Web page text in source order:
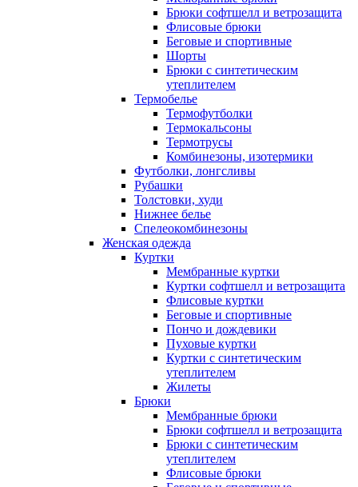
Брюки софтшелл и ветрозащита
Флисовые брюки
Беговые и спортивные
Шорты
Брюки с синтетическим
утеплителем
Термобелье
Термофутболки
Термокальсоны
Термотрусы
Комбинезоны, изотермики
Футболки, лонгсливы
Рубашки
Толстовки, худи
Нижнее белье
Спелеокомбинезоны
Женская одежда
Куртки
Мембранные куртки
Куртки софтшелл и ветрозащита
Флисовые куртки
Беговые и спортивные
Пончо и дождевики
Пуховые куртки
Куртки с синтетическим
утеплителем
Жилеты
Брюки
Мембранные брюки
Брюки софтшелл и ветрозащита
Брюки с синтетическим
утеплителем
Флисовые брюки